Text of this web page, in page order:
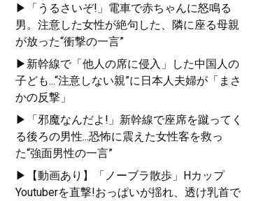
▶「うるさいぞ!」電車で赤ちゃんに怒鳴る
男。注意した女性が絶句した、隣に座る母親
が放った“衝撃の一言”
▶新幹線で「他人の席に侵入」した中国人の
子ども...“注意しない親”に日本人夫婦が「まさ
かの反撃」
▶「邪魔なんだよ!」新幹線で座席を蹴ってく
る後ろの男性...恐怖に震えた女性客を救っ
た“強面男性の一言”
▶【動画あり】「ノーブラ散歩」Hカップ
Youtuberを直撃!おっぱいが揺れ、透け乳首で